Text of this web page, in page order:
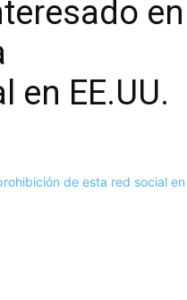
en
EE.UU.